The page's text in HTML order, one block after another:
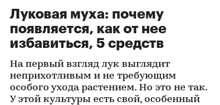
Луковая муха: почему
появляется, как от нее
избавиться, 5 средств
На первый взгляд лук выглядит
неприхотливым и не требующим
особого ухода растением. Но это не так.
У этой культуры есть свой, особенный